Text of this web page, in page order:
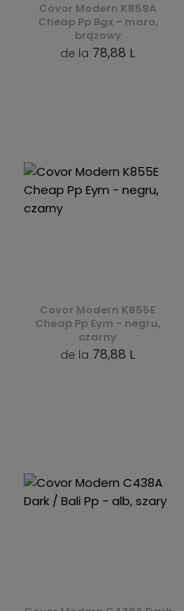
Covor Modern K859A
Cheap Pp Bgx - maro,
brązowy
de la 78,88 L
Covor Modern K855E
Cheap Pp Eym - negru,
czarny
de la 78,88 L